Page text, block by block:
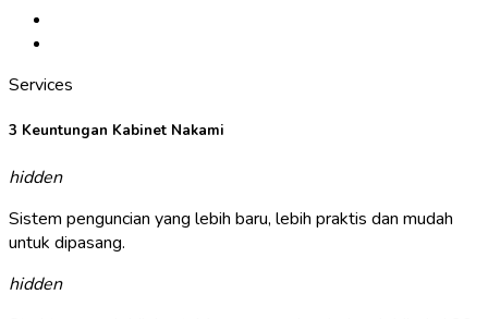
Services
3 Keuntungan Kabinet Nakami
hidden
Sistem penguncian yang lebih baru, lebih praktis dan mudah
untuk dipasang.
hidden